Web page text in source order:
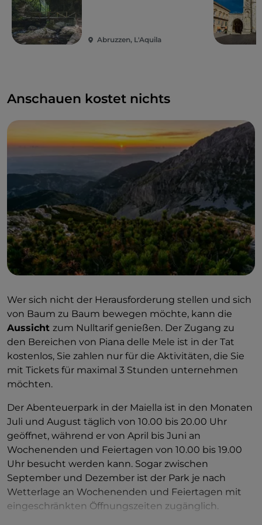
Abruzzen, L'Aquila
Anschauen kostet nichts
Wer sich nicht der Herausforderung stellen und sich
von Baum zu Baum bewegen möchte, kann die
Aussicht zum Nulltarif genießen. Der Zugang zu
den Bereichen von Piana delle Mele ist in der Tat
kostenlos, Sie zahlen nur für die Aktivitäten, die Sie
mit Tickets für maximal 3 Stunden unternehmen
möchten.
Der Abenteuerpark in der Maiella ist in den Monaten
Juli und August täglich von 10.00 bis 20.00 Uhr
geöffnet, während er von April bis Juni an
Wochenenden und Feiertagen von 10.00 bis 19.00
Uhr besucht werden kann. Sogar zwischen
September und Dezember ist der Park je nach
Wetterlage an Wochenenden und Feiertagen mit
eingeschränkten Öffnungszeiten zugänglich.